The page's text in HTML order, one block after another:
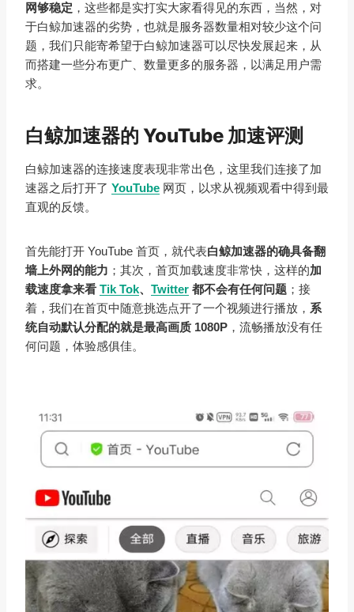
网够稳定 ，这些都是实打实大家看得见的东西，当然，对
于白鲸加速器的劣势，也就是服务器数量相对较少这个问
题，我们只能寄希望于白鲸加速器可以尽快发展起来，从
而搭建一些分布更广、数量更多的服务器，以满足用户需
求。
白鲸加速器的 YouTube 加速评测
白鲸加速器的连接速度表现非常出色，这里我们连接了加
速器之后打开了 YouTube 网页，以求从视频观看中得到最
直观的反馈。
首先能打开 YouTube 首页，就代表白鲸加速器的确具备翻
墙上外网的能力 ；其次，首页加载速度非常快，这样的加
载速度拿来看 Tik Tok、 Twitter 都不会有任何问题 ；接
着，我们在首页中随意挑选点开了一个视频进行播放， 系
统自动默认分配的就是最高画质 1080P ，流畅播放没有任
何问题，体验感俱佳。